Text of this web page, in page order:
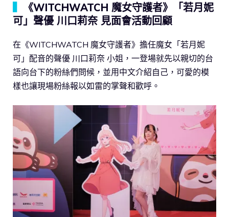
《WITCHWATCH 魔女守護者》「若月妮
可」聲優 川口莉奈 見面會活動回顧
在《WITCHWATCH 魔女守護者》擔任魔女「若月妮
可」配音的聲優 川口莉奈 小姐，一登場就先以親切的台
語向台下的粉絲們問候，並用中文介紹自己，可愛的模
樣也讓現場粉絲報以如雷的掌聲和歡呼。